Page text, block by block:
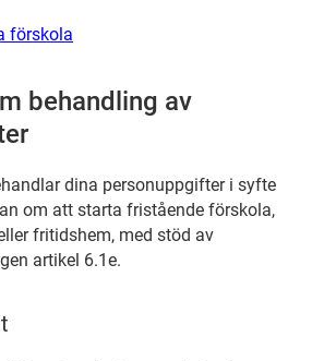
förskola
behandling av
dina personuppgifter i syfte
om att starta fristående förskola,
fritidshem, med stöd av
artikel 6.1e.